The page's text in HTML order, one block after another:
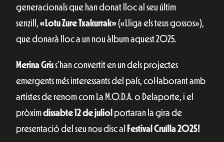
generacionals que han donat lloc al seu últim
senzill, «Lotu Zure Txakurrak»(«Lliga els teus gossos»),
que donarà lloc a un nou àlbum aquest 2025.
Merina Griss’han convertit en un dels projectes
emergents més interessants del país, col·laborant amb
artistes de renom com La M.O.D.A. o Delaporte, i el
pròximdissabte 12 de juliol portaran la gira de
presentació del seu nou disc al Festival Cruïlla 2025!